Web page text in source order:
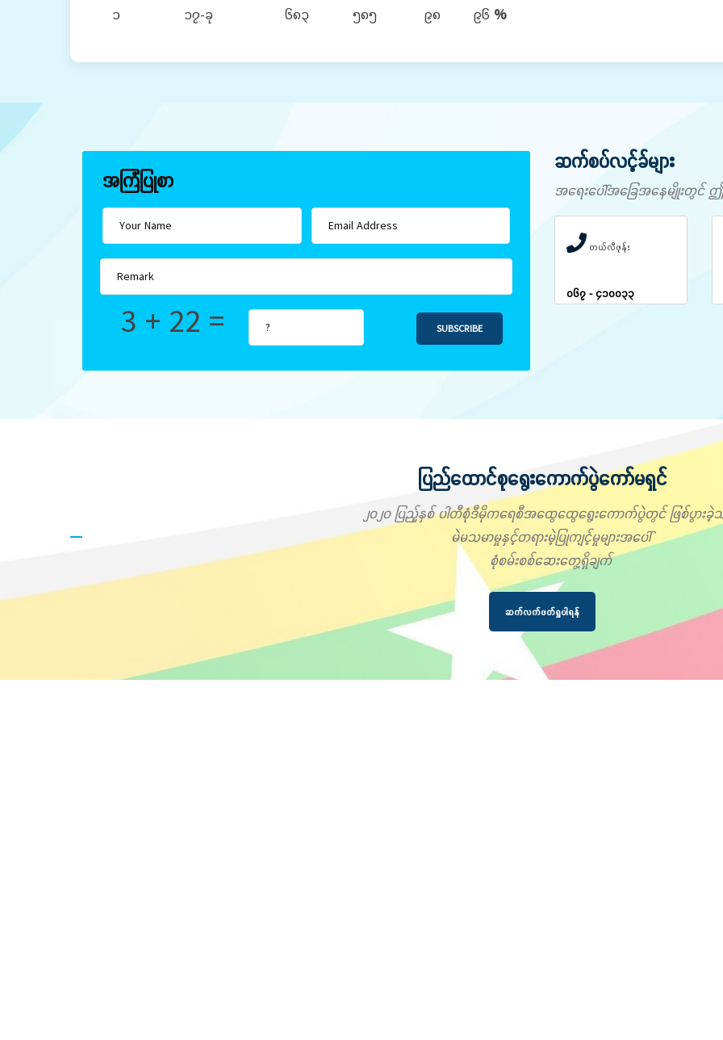
၁ ၁၇-ခု ၆၈၃ ၅၈၅ ၉၈ ၉၆ %
အကြံပြုစာ
3 + 22 = SUBSCRIBE
ဆက်စပ်လင့်ခ်များ
အရေးပေါ်အခြေအနေမျိုးတွင် ဤ
တယ်လီဖုန်း
၀၆၇ - ၄၁၀၀၃၃
ပြည်ထောင်စုရွေးကောက်ပွဲကော်မရှင်
၂၀၂၀ ပြည့်နှစ် ပါတီစုံဒီမိုကရေစီအထွေထွေရွေးကောက်ပွဲတွင် ဖြစ်ပွား
မဲမသမာမှုနှင့်တရားမဲ့ပြုကျင့်မှုများအပေါ်
စုံစမ်းစစ်ဆေးတွေ့ရှိချက်
ဆက်လက်ဖတ်ရှုပါရန်